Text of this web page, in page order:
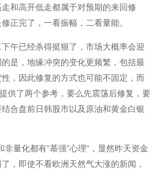
高开低走都属于对预期的来回修
正完了，一看振幅，二看量能。
已经杀得挺狠了，市场大概率会迎
是，地缘冲突的变化更频繁，包括最
，因此修复的方式也可能不固定，而
供了两个参考，要么先震荡后修复，要
合盘前日韩股市以及原油和黄金白银
量化都有“慕强”心理“，显然昨天资金
，即使不看欧洲天然气大涨的新闻，